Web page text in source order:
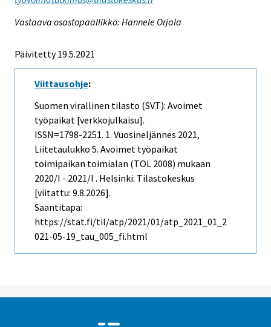
Vastaava osastopäällikkö: Hannele Orjala
Päivitetty 19.5.2021
Viittausohje:
Suomen virallinen tilasto (SVT): Avoimet
työpaikat [verkkojulkaisu].
ISSN=1798-2251. 1. Vuosineljännes 2021,
Liitetaulukko 5. Avoimet työpaikat
toimipaikan toimialan (TOL 2008) mukaan
2020/I - 2021/I . Helsinki: Tilastokeskus
[viitattu: 9.8.2026].
Saantitapa:
https://stat.fi/til/atp/2021/01/atp_2021_01_2
021-05-19_tau_005_fi.html